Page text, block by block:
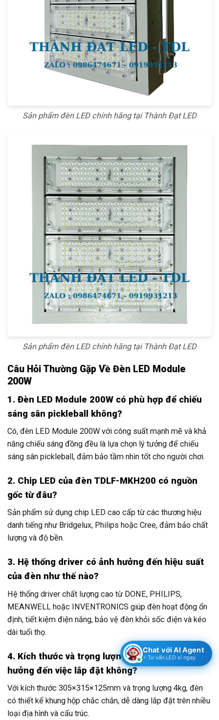
Sản phẩm đèn LED chính hãng tại Thành Đạt LED
Sản phẩm đèn LED chính hãng tại Thành Đạt LED
Câu Hỏi Thường Gặp Về Đèn LED Module
200W
1. Đèn LED Module 200W có phù hợp để chiếu
sáng sân pickleball không?
Có, đèn LED Module 200W với công suất mạnh mẽ và khả
năng chiếu sáng đồng đều là lựa chọn lý tưởng để chiếu
sáng sân pickleball, đảm bảo tầm nhìn tốt cho người chơi.
2. Chip LED của đèn TDLF-MKH200 có nguồn
gốc từ đâu?
Sản phẩm sử dụng chip LED cao cấp từ các thương hiệu
danh tiếng như Bridgelux, Philips hoặc Cree, đảm bảo chất
lượng và độ bền.
3. Hệ thống driver có ảnh hưởng đến hiệu suất
của đèn như thế nào?
Hệ thống driver chất lượng cao từ DONE, PHILIPS,
MEANWELL hoặc INVENTRONICS giúp đèn hoạt động ổn
định, tiết kiệm điện năng, bảo vệ đèn khỏi sốc điện và kéo
dài tuổi thọ.
4. Kích thước và trọng lượng của đèn có ảnh
hưởng đến việc lắp đặt không?
Với kích thước 305×315×125mm và trọng lượng 4kg, đèn
có thiết kế khung hộp chắc chắn, dễ dàng lắp đặt trên nhiều
loại địa hình và cấu trúc.
Chat với AI Agent
⚡ Tư vấn LED sỉ ngay